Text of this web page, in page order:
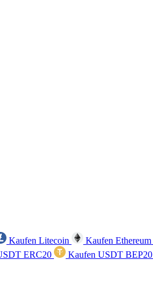
Kaufen Litecoin Kaufen Ethereum
ERC20 Kaufen USDT BEP20